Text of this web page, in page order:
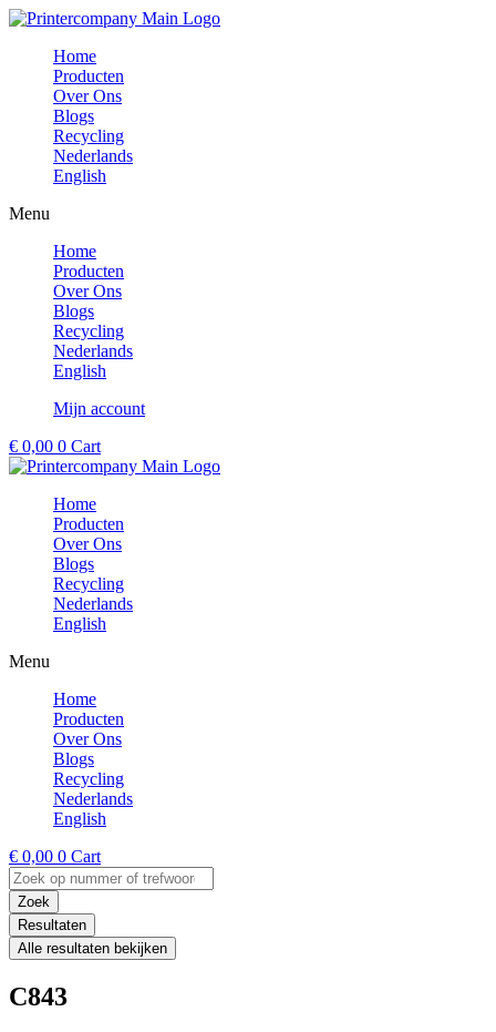
Ga
inhoud
Home
Producten
Over Ons
Blogs
Recycling
Nederlands
English
Menu
Home
Producten
Over Ons
Blogs
Recycling
Nederlands
English
Mijn account
€ 0,00 0 Cart
Home
Producten
Over Ons
Blogs
Recycling
Nederlands
English
Menu
Home
Producten
Over Ons
Blogs
Recycling
Nederlands
English
€ 0,00 0 Cart
Search
...Zoek
Resultaten
Alle resultaten bekijken
C843